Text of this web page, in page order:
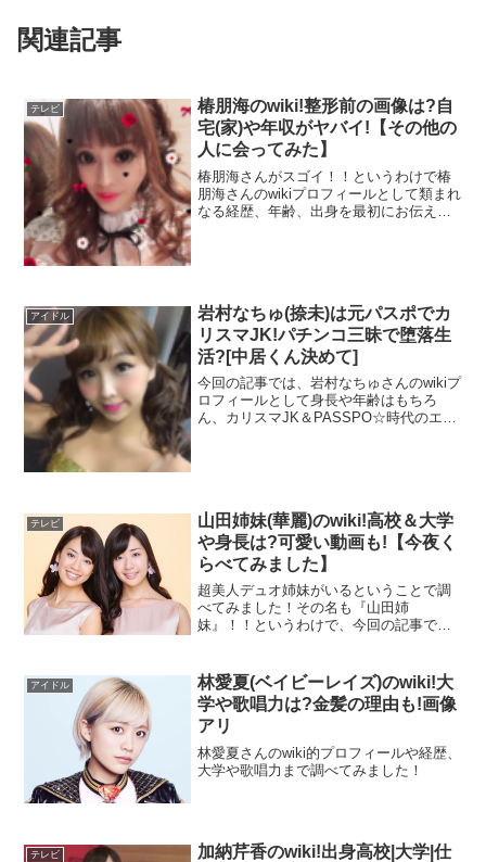
関連記事
テレビ
椿朋海のwiki!整形前の画像は?自
宅(家)や年収がヤバイ!【その他の
人に会ってみた】
椿朋海さんがスゴイ！！というわけで椿
朋海さんのwikiプロフィールとして類まれ
なる経歴、年齢、出身を最初にお伝えし
アイドル
岩村なちゅ(捺未)は元パスポでカ
リスマJK!パチンコ三昧で堕落生
活?[中居くん決めて]
今回の記事では、岩村なちゅさんのwikiプ
ロフィールとして身長や年齢はもちろ
ん、カリスマJK＆PASSPO☆時代のエピ
テレビ
山田姉妹(華麗)のwiki!高校＆大学
や身長は?可愛い動画も!【今夜く
らべてみました】
超美人デュオ姉妹がいるということで調
べてみました！その名も『山田姉
妹』！！というわけで、今回の記事では
い動画も紹介していきます！
アイドル
林愛夏(ベイビーレイズ)のwiki!大
学や歌唱力は?金髪の理由も!画像
アリ
林愛夏さんのwiki的プロフィールや経歴、
大学や歌唱力まで調べてみました！
テレビ
加納芹香のwiki!出身高校|大学|仕